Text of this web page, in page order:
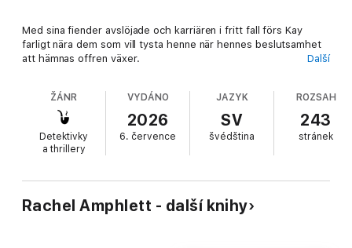
Med sina fiender avslöjade och karriären i fritt fall förs Kay
farligt nära dem som vill tysta henne när hennes beslutsamhet
att hämnas offren växer.
Orubbligt avslöjar hon den verkliga orsaken bakom en komplott
för att förstöra hennes karriär, och sätter igång en skrämmande
kedja av händelser.
Další
ŽÁNR
Detektivky
a thrillery
VYDÁNO
2026
6. července
JAZYK
SV
švédština
ROZSAH
243
stránek
Rachel Amphlett - další knihy